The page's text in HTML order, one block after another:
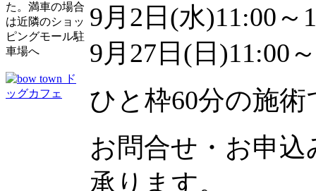
た。満車の場合
は近隣のショッ
ピングモール駐
車場へ
9月2日(水)11:00～
9月27日(日)11:00
ひと枠60分の施
お問合せ・お申
承ります。